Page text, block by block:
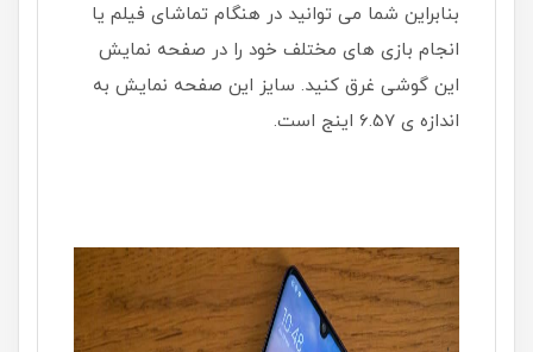
بنابراین شما می­ توانید در هنگام تماشای فیلم یا
انجام بازی ­های مختلف خود را در صفحه نمایش
این گوشی غرق کنید. سایز این صفحه نمایش به
اندازه ­ی 6.57 اینج است.